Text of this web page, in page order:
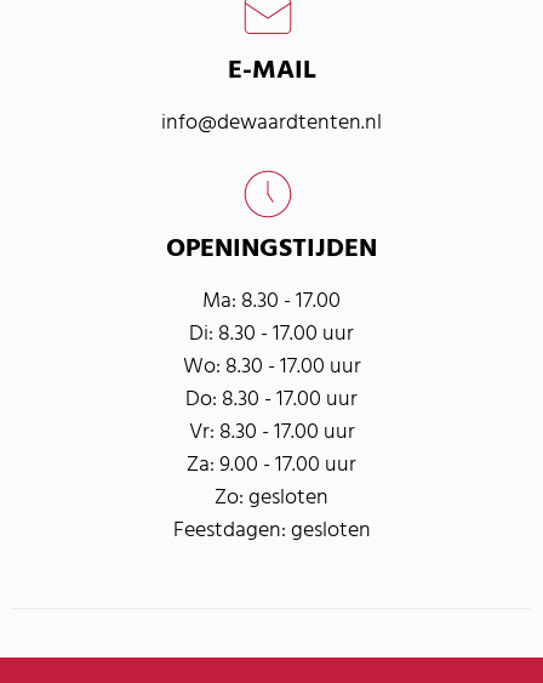
E-MAIL
info@dewaardtenten.nl
OPENINGSTIJDEN
Ma: 8.30 - 17.00
Di: 8.30 - 17.00 uur
Wo: 8.30 - 17.00 uur
Do: 8.30 - 17.00 uur
Vr: 8.30 - 17.00 uur
Za: 9.00 - 17.00 uur
Zo: gesloten
Feestdagen: gesloten